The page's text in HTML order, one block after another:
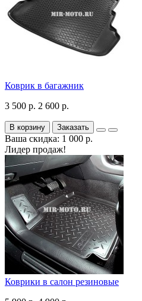
Коврик в багажник
3 500 р. 2 600 р.
В корзину Заказать
Ваша скидка: 1 000 р.
Лидер продаж!
Коврики в салон резиновые